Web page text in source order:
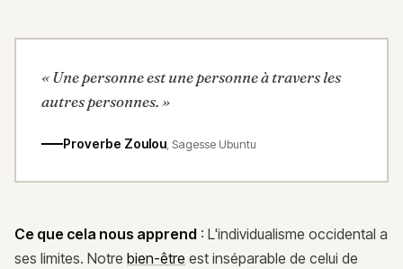
«Une personne est une personne à travers les
autres personnes.»
Proverbe Zoulou, Sagesse Ubuntu
Ce que cela nous apprend : L'individualisme occidental a
ses limites. Notre bien-être est inséparable de celui de